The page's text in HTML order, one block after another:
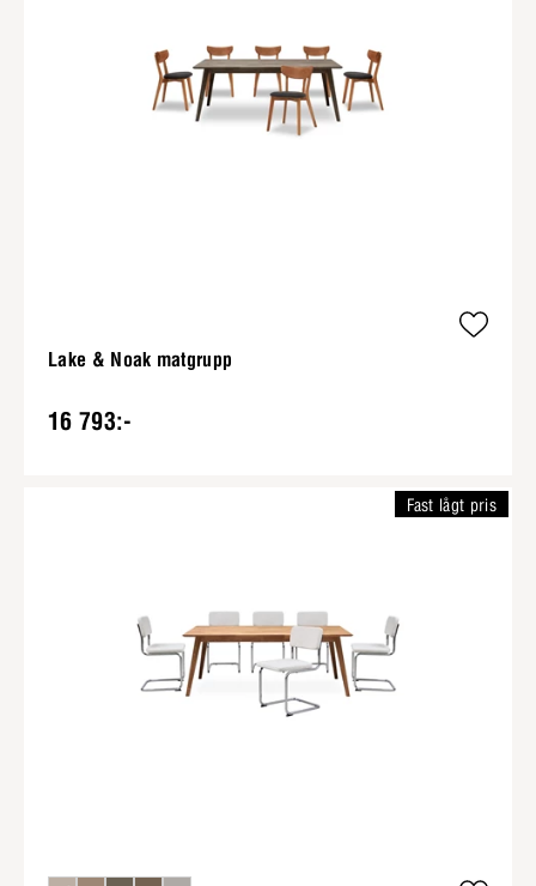
Lake & Noak matgrupp
16 793:-
Fast lågt pris